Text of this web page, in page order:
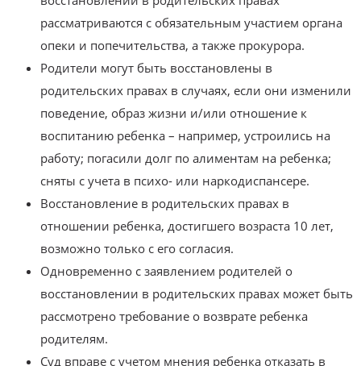
рассматриваются с обязательным участием органа
опеки и попечительства, а также прокурора.
Родители могут быть восстановлены в
родительских правах в случаях, если они изменили
поведение, образ жизни и/или отношение к
воспитанию ребенка – например, устроились на
работу; погасили долг по алиментам на ребенка;
сняты с учета в психо- или наркодиспансере.
Восстановление в родительских правах в
отношении ребенка, достигшего возраста 10 лет,
возможно только с его согласия.
Одновременно с заявлением родителей о
восстановлении в родительских правах может быть
рассмотрено требование о возврате ребенка
родителям.
Суд вправе с учетом мнения ребенка отказать в